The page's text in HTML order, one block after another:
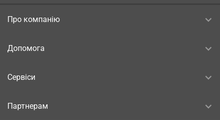
Про компанію
Допомога
Сервіси
Партнерам